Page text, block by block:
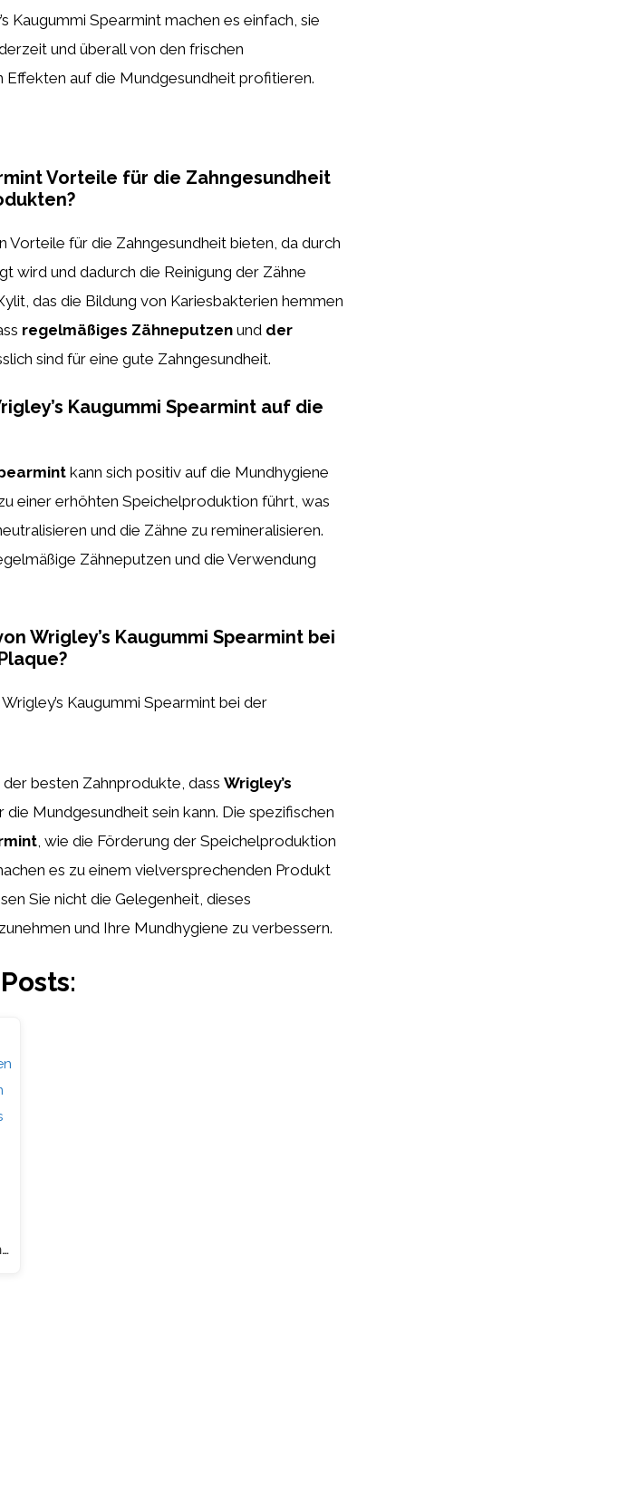
Kaugummi Spearmint machen es einfach, sie
und überall von den frischen
auf die Mundgesundheit profitieren.
Vorteile für die Zahngesundheit
Vorteile für die Zahngesundheit bieten, da durch
wird und dadurch die Reinigung der Zähne
das die Bildung von Kariesbakterien hemmen
regelmäßiges Zähneputzen und der
sind für eine gute Zahngesundheit.
Kaugummi Spearmint auf die
kann sich positiv auf die Mundhygiene
einer erhöhten Speichelproduktion führt, was
und die Zähne zu remineralisieren.
Zähneputzen und die Verwendung
Wrigley’s Kaugummi Spearmint bei
Kaugummi Spearmint bei der
besten Zahnprodukte, dass Wrigley’s
die Mundgesundheit sein kann. Die spezifischen
, wie die Förderung der Speichelproduktion
es zu einem vielversprechenden Produkt
Sie nicht die Gelegenheit, dieses
und Ihre Mundhygiene zu verbessern.